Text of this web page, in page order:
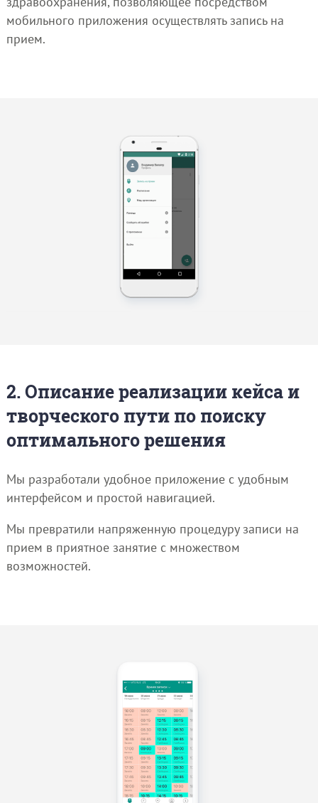
мобильного приложения осуществлять запись на
прием.
2. Описание реализации кейса и
творческого пути по поиску
оптимального решения
Мы разработали удобное приложение с удобным
интерфейсом и простой навигацией.
Мы превратили напряженную процедуру записи на
прием в приятное занятие с множеством
возможностей.